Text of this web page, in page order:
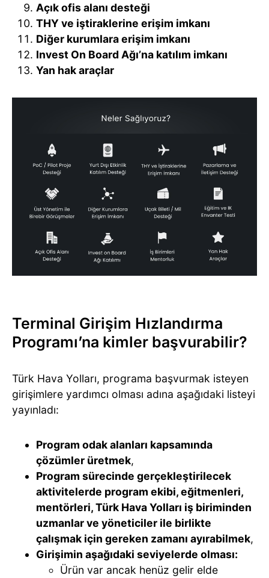
Açık ofis alanı desteği
THY ve iştiraklerine erişim imkanı
Diğer kurumlara erişim imkanı
Invest On Board Ağı’na katılım imkanı
Yan hak araçlar
Terminal Girişim Hızlandırma
Programı’na kimler başvurabilir?
Türk Hava Yolları, programa başvurmak isteyen
girişimlere yardımcı olması adına aşağıdaki listeyi
yayınladı:
Program odak alanları kapsamında
çözümler üretmek,
Program sürecinde gerçekleştirilecek
aktivitelerde program ekibi, eğitmenleri,
mentörleri, Türk Hava Yolları iş biriminden
uzmanlar ve yöneticiler ile birlikte
çalışmak için gereken zamanı ayırabilmek,
Girişimin aşağıdaki seviyelerde olması:
Ürün var ancak henüz gelir elde